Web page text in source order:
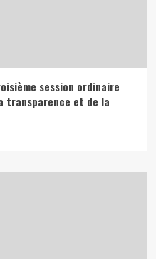
session ordinaire
transparence et de la